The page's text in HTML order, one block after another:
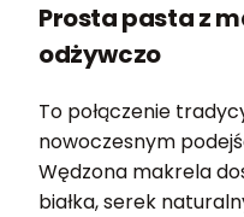
Prosta pasta z
odżywczo
To połączenie
nowoczesnym
Wędzona makrela
białka, serek